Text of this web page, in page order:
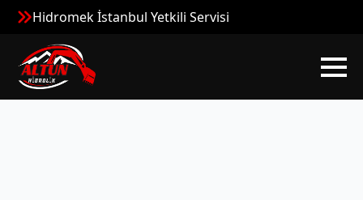
Hidromek İstanbul Yetkili Servisi